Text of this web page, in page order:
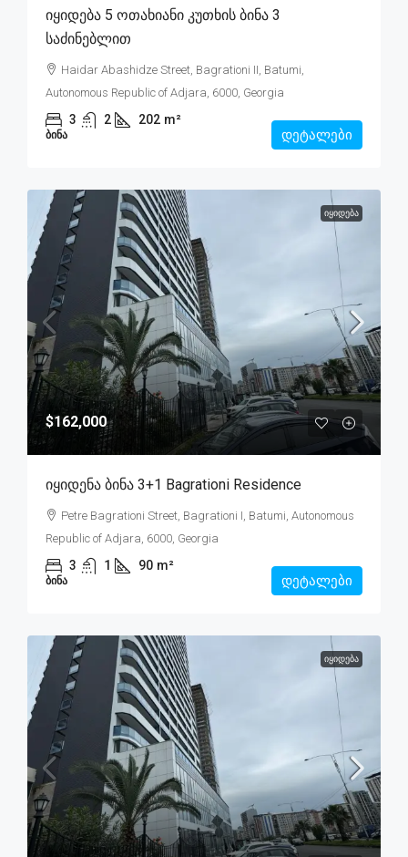
Იყიდება 5 Ოთახიანი Კუთხის Ბინა 3
Საძინებლით
Haidar Abashidze Street, Bagrationi II, Batumi,
Autonomous Republic of Adjara, 6000, Georgia
3 2 202 m²
ᲑᲘᲜᲐ დეტალები
ᲘᲧᲘᲓᲔᲑᲐ
$162,000
Იყიდენა Ბინა 3+1 Bagrationi Residence
Petre Bagrationi Street, Bagrationi I, Batumi, Autonomous
Republic of Adjara, 6000, Georgia
3 1 90 m²
ᲑᲘᲜᲐ დეტალები
ᲘᲧᲘᲓᲔᲑᲐ